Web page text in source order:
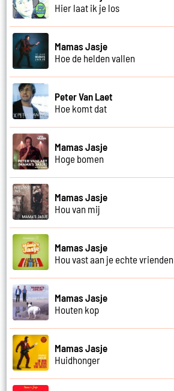
Hier laat ik je los
Mamas Jasje
Hoe de helden vallen
Peter Van Laet
Hoe komt dat
Mamas Jasje
Hoge bomen
Mamas Jasje
Hou van mij
Mamas Jasje
Hou vast aan je echte vrienden
Mamas Jasje
Houten kop
Mamas Jasje
Huidhonger